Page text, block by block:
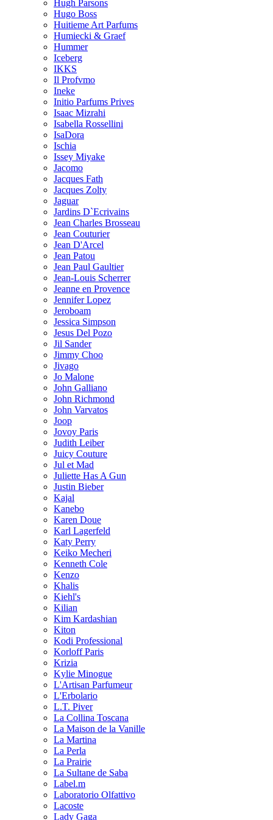
Hugh Parsons
Hugo Boss
Huitieme Art Parfums
Humiecki & Graef
Hummer
Iceberg
IKKS
Il Profvmo
Ineke
Initio Parfums Prives
Isaac Mizrahi
Isabella Rossellini
IsaDora
Ischia
Issey Miyake
Jacomo
Jacques Fath
Jacques Zolty
Jaguar
Jardins D`Ecrivains
Jean Charles Brosseau
Jean Couturier
Jean D'Arcel
Jean Patou
Jean Paul Gaultier
Jean-Louis Scherrer
Jeanne en Provence
Jennifer Lopez
Jeroboam
Jessica Simpson
Jesus Del Pozo
Jil Sander
Jimmy Choo
Jivago
Jo Malone
John Galliano
John Richmond
John Varvatos
Joop
Jovoy Paris
Judith Leiber
Juicy Couture
Jul et Mad
Juliette Has A Gun
Justin Bieber
Kajal
Kanebo
Karen Doue
Karl Lagerfeld
Katy Perry
Keiko Mecheri
Kenneth Cole
Kenzo
Khalis
Kiehl's
Kilian
Kim Kardashian
Kiton
Kodi Professional
Korloff Paris
Krizia
Kylie Minogue
L'Artisan Parfumeur
L'Erbolario
L.T. Piver
La Collina Toscana
La Maison de la Vanille
La Martina
La Perla
La Prairie
La Sultane de Saba
Label.m
Laboratorio Olfattivo
Lacoste
Lady Gaga